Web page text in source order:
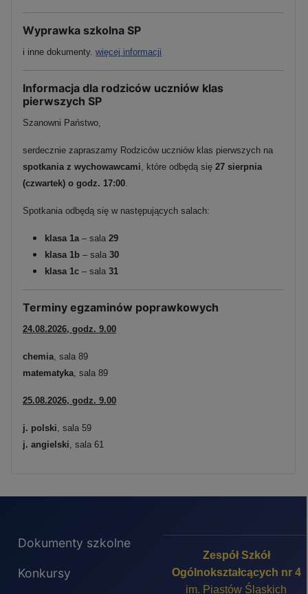
Wyprawka szkolna SP
i inne dokumenty. więcej informacji
Informacja dla rodziców uczniów klas
pierwszych SP
Szanowni Państwo,
serdecznie zapraszamy Rodziców uczniów klas pierwszych na
spotkania z wychowawcami , które odbędą się 27 sierpnia
(czwartek) o godz. 17:00
Spotkania odbędą się w następujących salach:
klasa 1a – sala 29
klasa 1b – sala 30
klasa 1c – sala 31
Terminy egzaminów poprawkowych
24.08.2026, godz. 9.00
chemia , sala 89
matematyka , sala 89
25.08.2026, godz. 9.00
j. polski , sala 59
j. angielski , sala 61
Dokumenty szkolne
Konkursy
Zespół Szkół
Ogólnokształcących nr 4
im. Piastów Śląskich